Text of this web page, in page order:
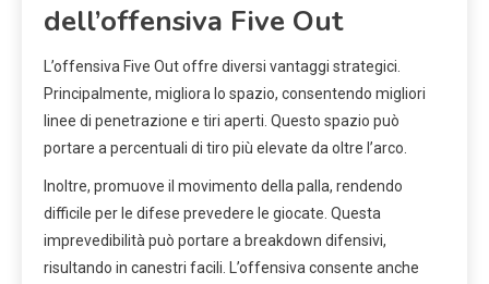
dell’offensiva Five Out
L’offensiva Five Out offre diversi vantaggi strategici.
Principalmente, migliora lo spazio, consentendo migliori
linee di penetrazione e tiri aperti. Questo spazio può
portare a percentuali di tiro più elevate da oltre l’arco.
Inoltre, promuove il movimento della palla, rendendo
difficile per le difese prevedere le giocate. Questa
imprevedibilità può portare a breakdown difensivi,
risultando in canestri facili. L’offensiva consente anche